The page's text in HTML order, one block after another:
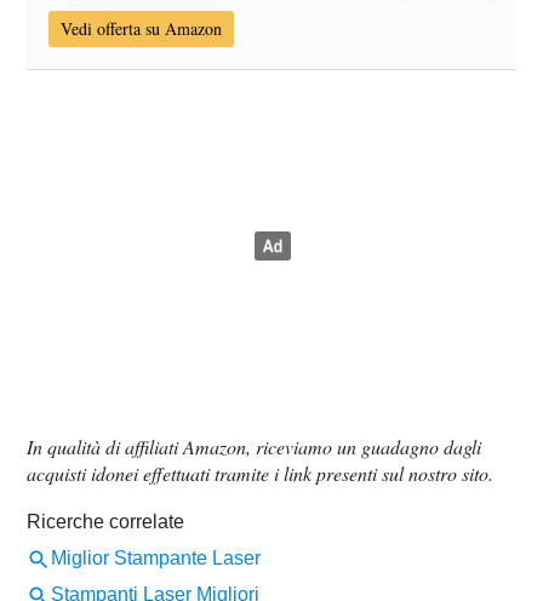
Vedi offerta su Amazon
In qualità di affiliati Amazon, riceviamo un guadagno dagli
acquisti idonei effettuati tramite i link presenti sul nostro sito.